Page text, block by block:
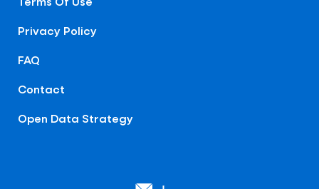
Privacy Policy
FAQ
Contact
Open Data Strategy